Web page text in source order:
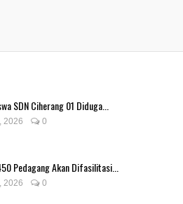
SDN Ciherang 01 Diduga...
2026 0
Pedagang Akan Difasilitasi...
2026 0